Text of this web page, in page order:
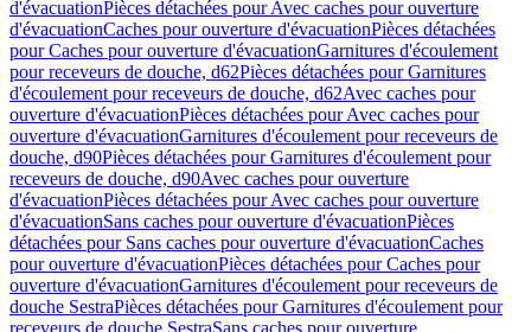
d'évacuationPièces détachées pour Avec caches pour ouverture
d'évacuationCaches pour ouverture d'évacuationPièces détachées
pour Caches pour ouverture d'évacuationGarnitures d'écoulement
pour receveurs de douche, d62Pièces détachées pour Garnitures
d'écoulement pour receveurs de douche, d62Avec caches pour
ouverture d'évacuationPièces détachées pour Avec caches pour
ouverture d'évacuationGarnitures d'écoulement pour receveurs de
douche, d90Pièces détachées pour Garnitures d'écoulement pour
receveurs de douche, d90Avec caches pour ouverture
d'évacuationPièces détachées pour Avec caches pour ouverture
d'évacuationSans caches pour ouverture d'évacuationPièces
détachées pour Sans caches pour ouverture d'évacuationCaches
pour ouverture d'évacuationPièces détachées pour Caches pour
ouverture d'évacuationGarnitures d'écoulement pour receveurs de
douche SestraPièces détachées pour Garnitures d'écoulement pour
receveurs de douche SestraSans caches pour ouverture